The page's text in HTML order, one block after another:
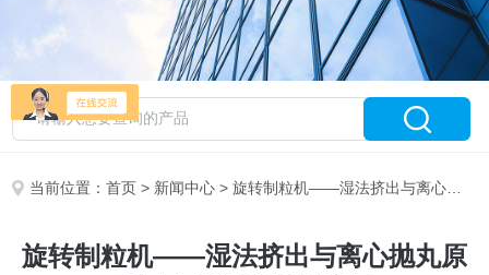
当前位置：首页 > 新闻中心 > 旋转制粒机——湿法挤出与离心抛丸原理及中药浸膏制粒应用
旋转制粒机——湿法挤出与离心抛丸原